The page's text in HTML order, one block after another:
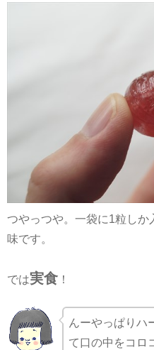
つやっつや。一袋に1粒しか
味です。
では実食 ！
んーやっぱりハ
て口の中をコロ